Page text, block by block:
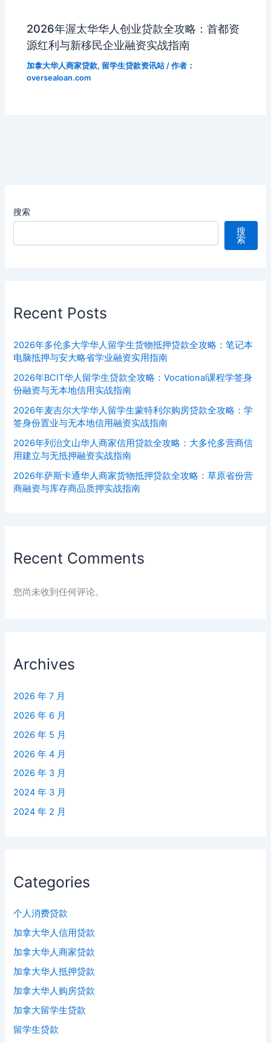
2026年渥太华华人创业贷款全攻略：首都资
源红利与新移民企业融资实战指南
加拿大华人商家贷款, 留学生贷款资讯站/ 作者：
oversealoan.com
搜索
搜
索
Recent Posts
2026年多伦多大学华人留学生货物抵押贷款全攻略：笔记本
电脑抵押与安大略省学业融资实用指南
2026年BCIT华人留学生贷款全攻略：Vocational课程学签身
份融资与无本地信用实战指南
2026年麦吉尔大学华人留学生蒙特利尔购房贷款全攻略：学
签身份置业与无本地信用融资实战指南
2026年列治文山华人商家信用贷款全攻略：大多伦多营商信
用建立与无抵押融资实战指南
2026年萨斯卡通华人商家货物抵押贷款全攻略：草原省份营
商融资与库存商品质押实战指南
Recent Comments
您尚未收到任何评论。
Archives
2026 年 7 月
2026 年 6 月
2026 年 5 月
2026 年 4 月
2026 年 3 月
2024 年 3 月
2024 年 2 月
Categories
个人消费贷款
加拿大华人信用贷款
加拿大华人商家贷款
加拿大华人抵押贷款
加拿大华人购房贷款
加拿大留学生贷款
留学生贷款